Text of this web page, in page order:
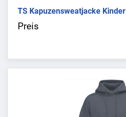
TS Kapuzensweatjacke Kinder
Preis